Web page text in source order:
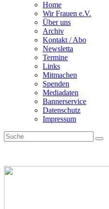
Home
Wir Frauen e.V.
Über uns
Archiv
Kontakt / Abo
Newsletta
Termine
Links
Mitmachen
Spenden
Mediadaten
Bannerservice
Datenschutz
Impressum